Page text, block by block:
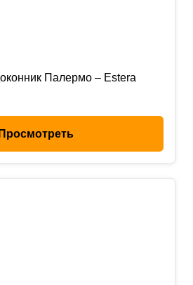
Палермо – Estera
Просмотреть